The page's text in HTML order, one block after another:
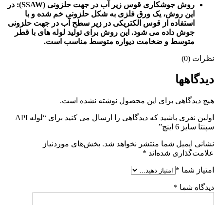
روش جوشکاری قوس زیر آب در جهت حلزونی (SSAW): در
این روش، یک ورق فلزی به شکل حلزونی خم شده و با
استفاده از قوس الکتریکی در زیر سطح آب در جهت حلزونی
جوش داده می شود. این روش برای تولید لوله‌ های با قطر
متوسط و ضخامت دیواره متوسط مناسب است.
نظرات (0)
دیدگاهها
هیچ دیدگاهی برای این محصول نوشته نشده است.
اولین نفری باشید که دیدگاهی را ارسال می کنید برای “لوله API
سپنتا سایز 6 اینچ”
نشانی ایمیل شما منتشر نخواهد شد. بخش‌های موردنیاز
علامت‌گذاری شده‌اند *
امتیاز شما *
دیدگاه شما *